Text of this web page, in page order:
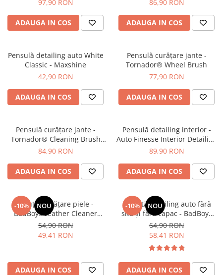
97,90 RON
ADAUGA IN COS
86,90 RON
ADAUGA IN COS
Pensulă detailing auto White
Classic - Maxshine
42,90 RON
ADAUGA IN COS
Pensulă curățare jante -
Tornador® Wheel Brush
77,90 RON
ADAUGA IN COS
Pensulă curățare jante -
Tornador® Cleaning Brush
Soft
84,90 RON
ADAUGA IN COS
Pensulă detailing interior -
Auto Finesse Interior Detailing
Brush
89,90 RON
ADAUGA IN COS
-10% NOU
Soluție curățare piele -
BadBoys Leather Cleaner
Foamer (150ml)
54,90 RON
49,41 RON
ADAUGA IN COS
-10% NOU
Găleată detailing auto fără
sită și fără capac - BadBoys
Black Detailing Bucket
64,90 RON
58,41 RON
ADAUGA IN COS